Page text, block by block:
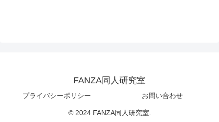
FANZA同人研究室
プライバシーポリシー お問い合わせ
© 2024 FANZA同人研究室.